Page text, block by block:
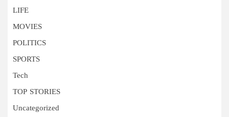
LIFE
MOVIES
POLITICS
SPORTS
Tech
TOP STORIES
Uncategorized